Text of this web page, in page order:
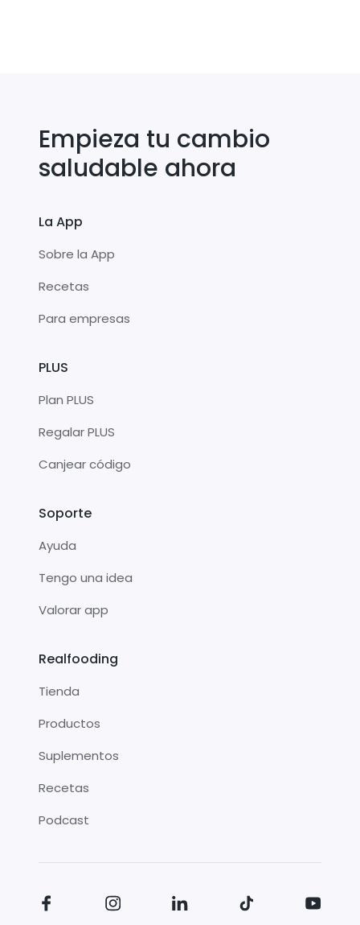
Empieza tu cambio
saludable ahora
La App
Sobre la App
Recetas
Para empresas
PLUS
Plan PLUS
Regalar PLUS
Canjear código
Soporte
Ayuda
Tengo una idea
Valorar app
Realfooding
Tienda
Productos
Suplementos
Recetas
Podcast